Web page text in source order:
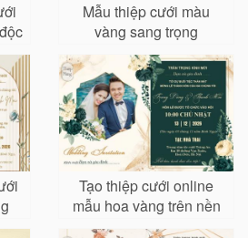
Mẫu thiệp cưới màu
vàng sang trọng
Tạo thiệp cưới online
mẫu hoa vàng trên nền
xanh